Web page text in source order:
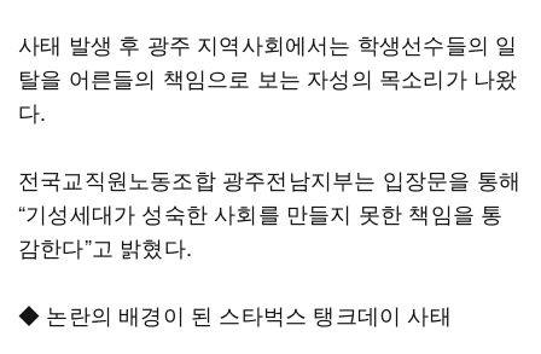
사태 발생 후 광주 지역사회에서는 학생선수들의 일
탈을 어른들의 책임으로 보는 자성의 목소리가 나왔
다.
전국교직원노동조합 광주전남지부는 입장문을 통해
“기성세대가 성숙한 사회를 만들지 못한 책임을 통
감한다”고 밝혔다.
◆ 논란의 배경이 된 스타벅스 탱크데이 사태